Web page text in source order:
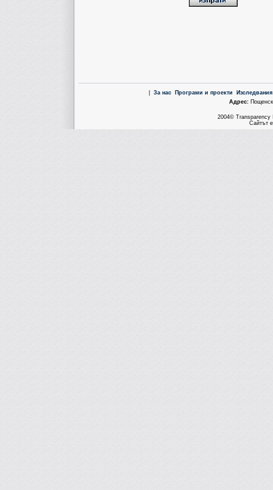
За нас Програми и проекти
Aдрес:
2004© Transparency
Сайтът